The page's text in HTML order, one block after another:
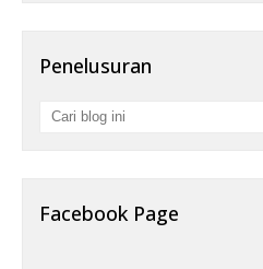
Penelusuran
Facebook Page